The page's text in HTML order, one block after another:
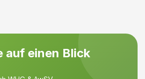
auf einen Blick